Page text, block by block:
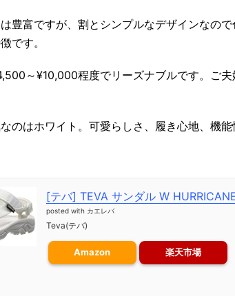
豊富ですが、割とシンプルなデザインなの
です。
～¥10,000程度でリーズナブルです。ご
のはホワイト。可愛らしさ、履き心地、機
[テバ] TEVA サンダル W
posted with カエレバ
Teva(テバ)
Amazon 楽天市場